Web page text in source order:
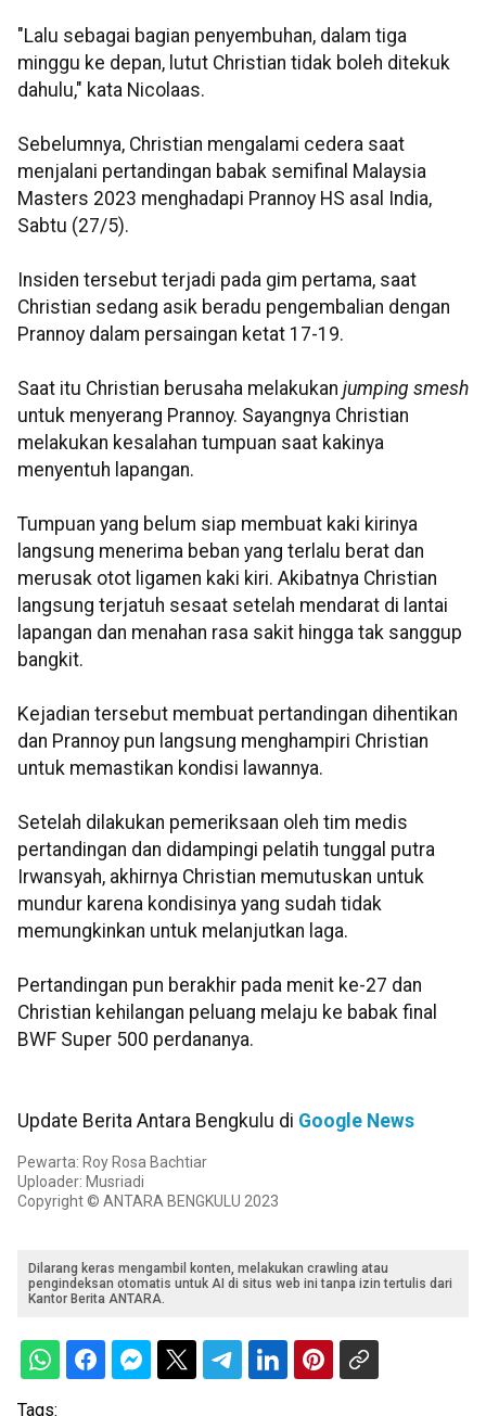
"Lalu sebagai bagian penyembuhan, dalam tiga
minggu ke depan, lutut Christian tidak boleh ditekuk
dahulu," kata Nicolaas.
Sebelumnya, Christian mengalami cedera saat
menjalani pertandingan babak semifinal Malaysia
Masters 2023 menghadapi Prannoy HS asal India,
Sabtu (27/5).
Insiden tersebut terjadi pada gim pertama, saat
Christian sedang asik beradu pengembalian dengan
Prannoy dalam persaingan ketat 17-19.
Saat itu Christian berusaha melakukan jumping smesh
untuk menyerang Prannoy. Sayangnya Christian
melakukan kesalahan tumpuan saat kakinya
menyentuh lapangan.
Tumpuan yang belum siap membuat kaki kirinya
langsung menerima beban yang terlalu berat dan
merusak otot ligamen kaki kiri. Akibatnya Christian
langsung terjatuh sesaat setelah mendarat di lantai
lapangan dan menahan rasa sakit hingga tak sanggup
bangkit.
Kejadian tersebut membuat pertandingan dihentikan
dan Prannoy pun langsung menghampiri Christian
untuk memastikan kondisi lawannya.
Setelah dilakukan pemeriksaan oleh tim medis
pertandingan dan didampingi pelatih tunggal putra
Irwansyah, akhirnya Christian memutuskan untuk
mundur karena kondisinya yang sudah tidak
memungkinkan untuk melanjutkan laga.
Pertandingan pun berakhir pada menit ke-27 dan
Christian kehilangan peluang melaju ke babak final
BWF Super 500 perdananya.
Update Berita Antara Bengkulu di Google News
Pewarta: Roy Rosa Bachtiar
Uploader: Musriadi
Copyright © ANTARA BENGKULU 2023
Dilarang keras mengambil konten, melakukan crawling atau
pengindeksan otomatis untuk AI di situs web ini tanpa izin tertulis dari
Kantor Berita ANTARA.
Tags: